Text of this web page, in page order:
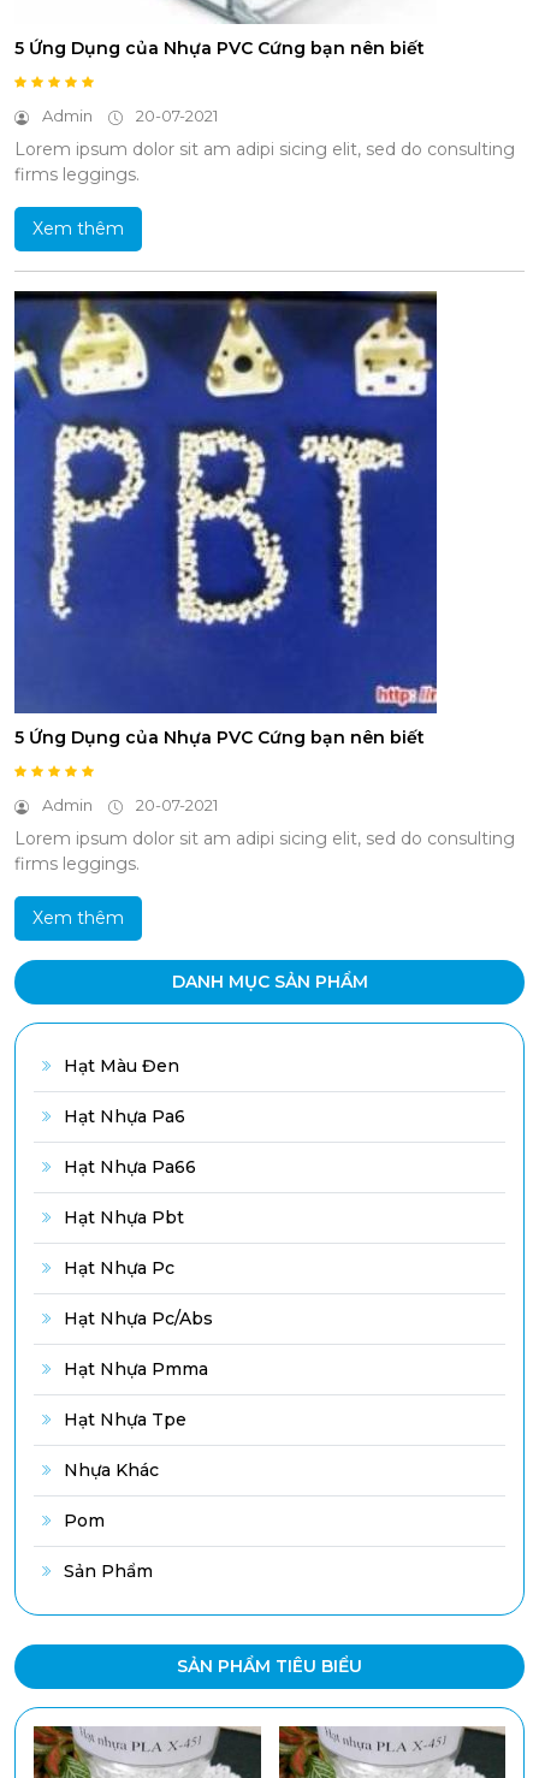
DANH MỤC SẢN PHẨM
Hạt Màu Đen
Hạt Nhựa Pa6
Hạt Nhựa Pa66
Hạt Nhựa Pbt
Hạt Nhựa Pc
Hạt Nhựa Pc/abs
Hạt Nhựa Pmma
Hạt Nhựa Tpe
Nhựa Khác
Pom
Sản Phẩm
SẢN PHẨM TIÊU BIỂU
5 Ứng Dụng của Nhựa PVC Cứng bạn nên biết
Admin 20-07-2021
Lorem ipsum dolor sit am adipi sicing elit, sed do consulting
firms leggings.
Xem thêm
5 Ứng Dụng của Nhựa PVC Cứng bạn nên biết
Admin 20-07-2021
Lorem ipsum dolor sit am adipi sicing elit, sed do consulting
firms leggings.
Xem thêm